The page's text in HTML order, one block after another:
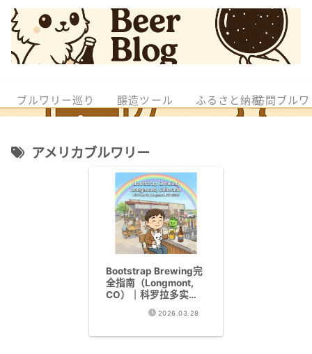
ブルワリー巡り 醸造ツール ふるさと納税訪問ブル
アメリカブルワリー
Bootstrap Brewing完
全指南（Longmont,
CO）｜科罗拉多实力
派精酿——5次GABF
2026.03.28